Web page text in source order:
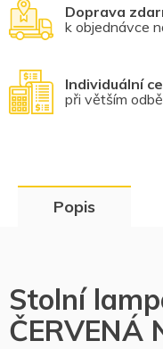
Doprava
k objednávce
Individuální
při větším
Popis
Stolní
ČERVENÁ